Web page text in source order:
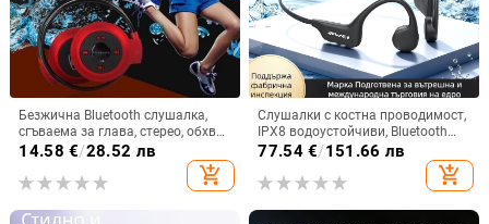
Безжична Bluetooth слушалка,
сгъваема за глава, стерео, обхват
10 м, Bluetooth 4.0, живот на
14.58 €/28.52 лв
add_shopping_cart
Слушалки с костна проводимост,
IPX8 водоустойчиви, Bluetooth
5.3, обхват до 10 m, време за
77.54€/151.66 лв
add_shopping_cart